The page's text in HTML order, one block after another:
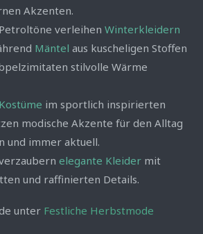
Akzenten.
verleihenWinterkleidern
Mäntel aus kuscheligen Stoffen
stilvolle Wärme
im sportlich inspirierten
modische Akzente für den Alltag
und immer aktuell.
elegante Kleider mit
und raffinierten Details.
unter Festliche Herbstmode